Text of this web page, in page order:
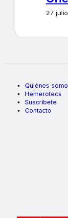
27
Quiénes
Hemeroteca
Suscríbete
Contacto